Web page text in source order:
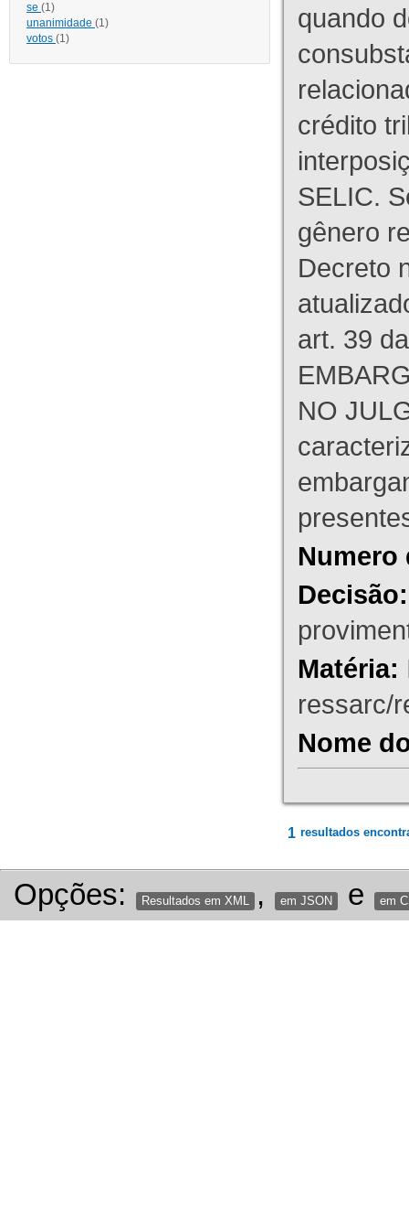
se (1)
unanimidade (1)
votos (1)
quando
crédito
SELIC.
gênero
Decreto
art. 39
NO
Numero
Decisão:
Matéria:
ressarc/
Nome
1 resultados
Opções: Resultados em XML , em JSON e em